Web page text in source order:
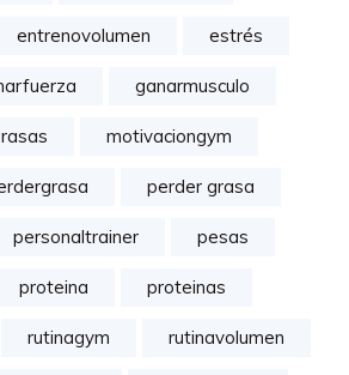
entrenovolumen estrés
ganarmusculo
motivaciongym
perder grasa
personaltrainer pesas
proteina proteinas
rutinagym rutinavolumen